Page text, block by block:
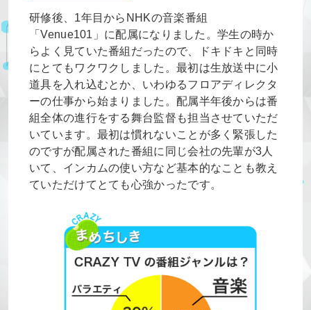
研修後、1年目からNHKの音楽番組
「Venue101」に配属になりました。学生の時か
らよく見ていた番組だったので、ドキドキと同時
にとてもワクワクしました。最初は生放送中に小
道具を入れ込むとか、いわゆるフロアディレクタ
ーの仕事から始まりました。配属半年後からは番
組全体の進行をする舞台監督も担当させていただ
いています。最初は慣れないことが多く緊張した
のですが配属された番組に同じ会社の先輩が3人
いて、インカムの使い方など基本的なことも教え
ていただけてとても心強かったです。